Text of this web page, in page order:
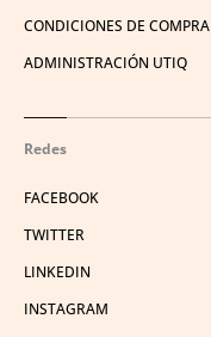
CONDICIONES DE COMPRA
ADMINISTRACIÓN UTIQ
Redes
FACEBOOK
TWITTER
LINKEDIN
INSTAGRAM